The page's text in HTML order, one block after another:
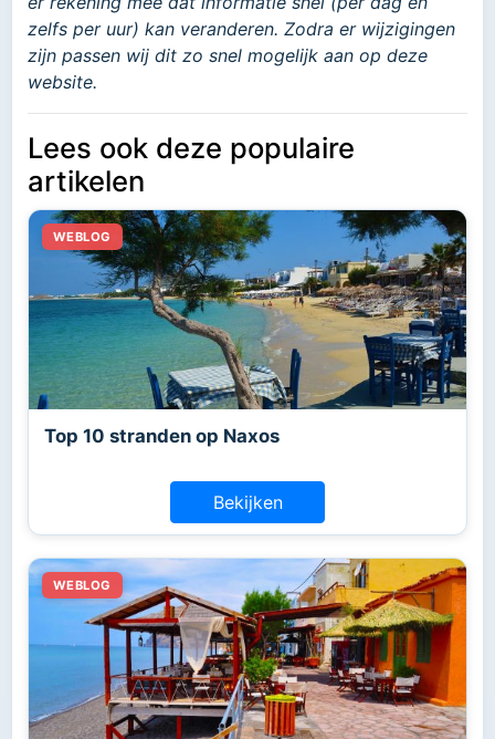
zelfs per uur) kan veranderen. Zodra er wijzigingen
zijn passen wij dit zo snel mogelijk aan op deze
website.
Lees ook deze populaire
artikelen
Top 10 stranden op Naxos
Bekijken